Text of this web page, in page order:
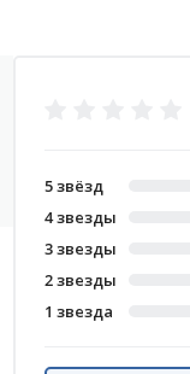
5 звёзд
4 звезды
3 звезды
2 звезды
1 звезда